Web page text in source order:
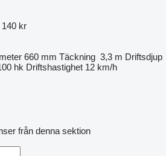
140 kr
660 mm Täckning 3,3 m Driftsdjup
hk Driftshastighet 12 km/h
från denna sektion